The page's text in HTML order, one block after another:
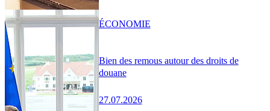
Bien des remous autour des droits de
douane
27.07.2026
ÉCONOMIE